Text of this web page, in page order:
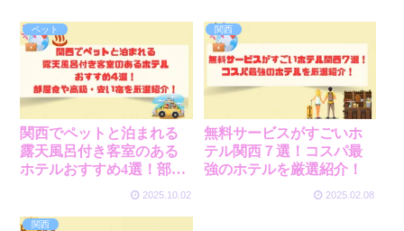
ペット
関西でペットと泊まれる
露天風呂付き客室のある
ホテルおすすめ4選！部屋
食や高級・安い宿を厳選
2025.10.02
関西
無料サービスがすごいホ
テル関西７選！コスパ最
強のホテルを厳選紹介！
2025.02.08
関西